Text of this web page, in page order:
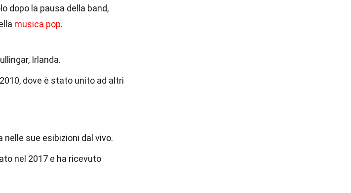
dopo la pausa della band,
musica pop.
Irlanda.
dove è stato unito ad altri
sue esibizioni dal vivo.
nel 2017 e ha ricevuto